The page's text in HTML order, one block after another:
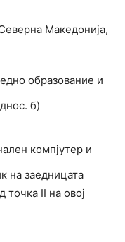
Македонија,
образование и
б)
компјутер и
на заедницата
точка II на овој